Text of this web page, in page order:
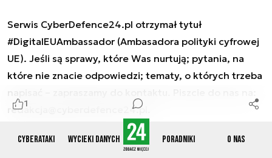
Cyberataki Wycieki danych Poradniki O nas
1
Serwis CyberDefence24.pl otrzymał tytuł
#DigitalEUAmbassador (Ambasadora polityki cyfrowej
UE). Jeśli są sprawy, które Was nurtują; pytania, na
które nie znacie odpowiedzi; tematy, o których trzeba
napisać – zapraszamy do kontaktu. Piszcie do nas na:
redakcja@cyberdefence24.pl
Wybrane okazje dla
REKLAMA